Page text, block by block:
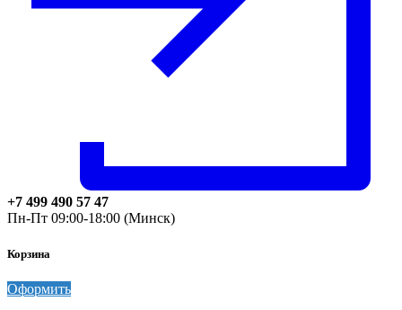
+7 499 490 57 47
Пн-Пт 09:00-18:00 (Минск)
Корзина
Оформить